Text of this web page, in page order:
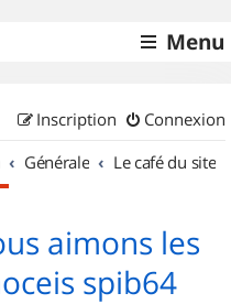
Menu
Connexion
Inscription
Générale Le café du site
aimons les
spib64